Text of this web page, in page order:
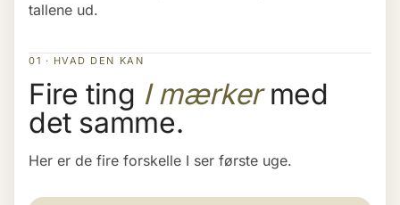
tallene ud.
01 · HVAD DEN KAN
Fire ting I mærkermed
det samme.
Her er de fire forskelle I ser første uge.